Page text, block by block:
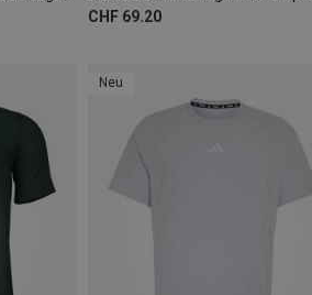
CHF 69.20
Neu